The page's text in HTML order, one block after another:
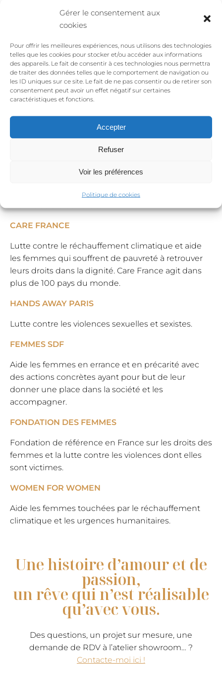
Gérer le consentement aux
cookies
Pour offrir les meilleures expériences, nous utilisons des technologies
telles que les cookies pour stocker et/ou accéder aux informations
des appareils. Le fait de consentir à ces technologies nous permettra
de traiter des données telles que le comportement de navigation ou
les ID uniques sur ce site. Le fait de ne pas consentir ou de retirer son
consentement peut avoir un effet négatif sur certaines
caractéristiques et fonctions.
Accepter
Refuser
Voir les préférences
Politique de cookies
Les associations soutenues par
vos commandes de bijoux
Protège activement les océans, les écosystèmes
CARE FRANCE
Lutte contre le réchauffement climatique et aide
les femmes qui souffrent de pauvreté à retrouver
leurs droits dans la dignité. Care France agit dans
plus de 100 pays du monde.
HANDS AWAY PARIS
Lutte contre les violences sexuelles et sexistes.
FEMMES SDF
Aide les femmes en errance et en précarité avec
des actions concrètes ayant pour but de leur
donner une place dans la société et les
accompagner.
FONDATION DES FEMMES
Fondation de référence en France sur les droits des
femmes et la lutte contre les violences dont elles
sont victimes.
WOMEN FOR WOMEN
Aide les femmes touchées par le réchauffement
climatique et les urgences humanitaires.
​Une histoire d’amour et de
passion,
​un rêve qui n’est réalisable
qu’avec vous.
Des questions, un projet sur mesure, une
demande de RDV à l’atelier showroom… ?
Contacte-moi ici !